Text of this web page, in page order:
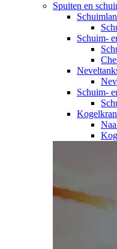
Spuiten en
Schuim-
Schuim-